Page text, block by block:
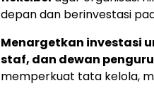
depan dan berinvestasi
Menargetkan investasi
staf, dan dewan
memperkuat tata kelola,